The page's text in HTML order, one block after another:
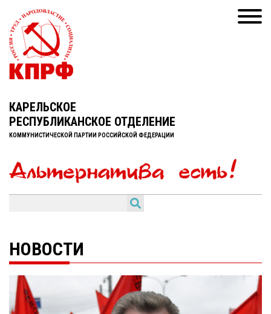
КАРЕЛЬСКОЕ
РЕСПУБЛИКАНСКОЕ ОТДЕЛЕНИЕ
КОММУНИСТИЧЕСКОЙ ПАРТИИ РОССИЙСКОЙ ФЕДЕРАЦИИ
НОВОСТИ